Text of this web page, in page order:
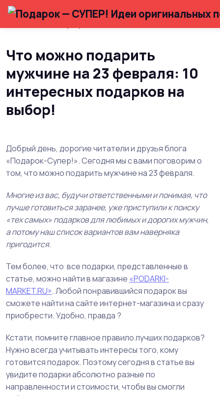
Что можно подарить
мужчине на 23 февраля: 10
интересных подарков на
выбор!
Добрый день, дорогие читатели и друзья блога
«Подарок-Супер!». Сегодня мы с вами поговорим о
том, что можно подарить мужчине на 23 февраля.
Многие из вас, будучи ответственными и понимая, что
лучше готовиться заранее, уже приступили к поиску
«тех самых» подарков для любимых и дорогих мужчин,
а потому наш список вариантов вам наверняка
пригодится.
Тем более, что все подарки, представленные в
статье, можно найти в магазине «PODARKI-
MARKET.RU». Любой понравившийся подарок вы
сможете найти на сайте интернет-магазина и сразу
приобрести. Удобно, правда ?
Кстати, помните главное правило лучших подарков?
Нужно всегда учитывать интересы того, кому
готовится подарок. Поэтому сегодня в статье вы
увидите подарки абсолютно разные по
направленности и стоимости, чтобы вы смогли